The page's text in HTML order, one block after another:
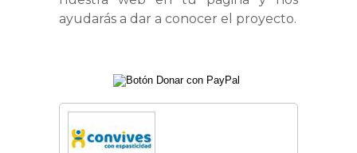
ayudarás a dar a conocer el proyecto.